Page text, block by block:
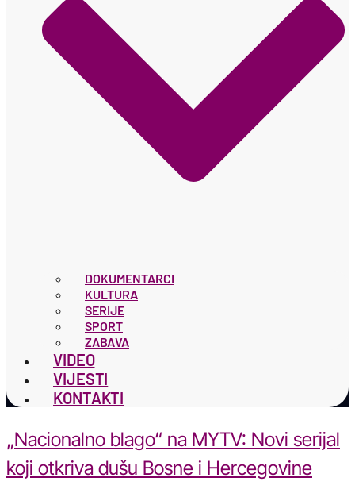
DOKUMENTARCI
KULTURA
SERIJE
SPORT
ZABAVA
VIDEO
VIJESTI
KONTAKTI
„Nacionalno blago“ na MYTV: Novi serijal
koji otkriva dušu Bosne i Hercegovine